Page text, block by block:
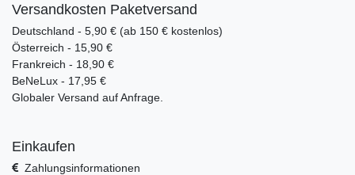
Versandkosten Paketversand
Deutschland - 5,90 € (ab 150 € kostenlos)
Österreich - 15,90 €
Frankreich - 18,90 €
BeNeLux - 17,95 €
Globaler Versand auf Anfrage.
Einkaufen
Zahlungsinformationen